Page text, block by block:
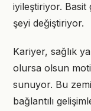
iyileştiriyor. Basit
şeyi değiştiriyor.
Kariyer, sağlık
olursa olsun
sunuyor. Bu
bağlantılı